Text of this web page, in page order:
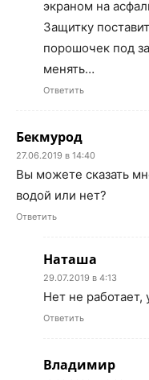
экраном на
Защитку
порошочек под
менять…
Ответить
Бекмурод
27.06.2019 в 14:40
Вы можете сказать
водой или нет?
Ответить
Наташа
29.07.2019 в 4:13
Нет не работает,
Ответить
Владимир